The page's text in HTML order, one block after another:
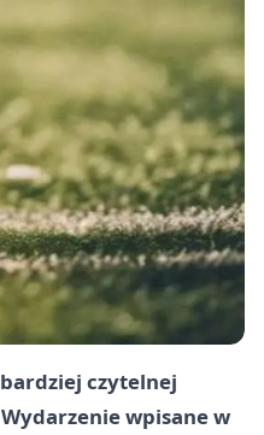
czytelnej
wpisane w